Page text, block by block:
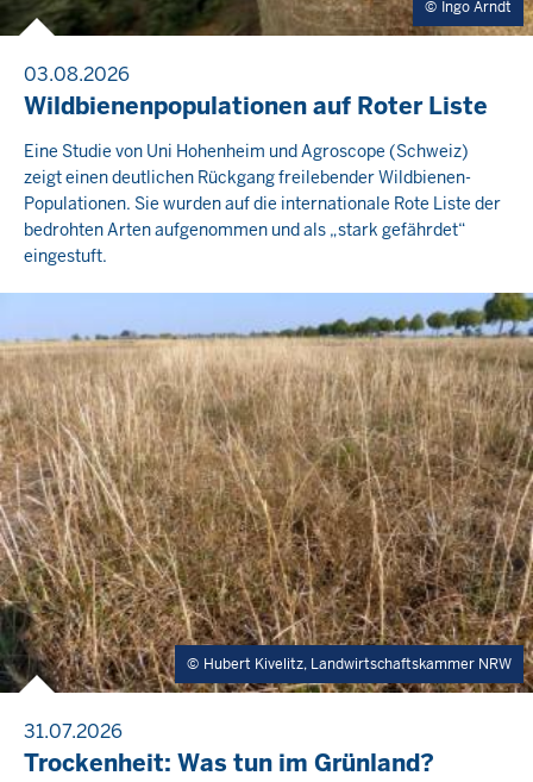
Ingo Arndt
03.08.2026
Wildbienenpopulationen auf Roter Liste
Eine Studie von Uni Hohenheim und Agroscope (Schweiz)
zeigt einen deutlichen Rückgang freilebender Wildbienen-
Populationen. Sie wurden auf die internationale Rote Liste der
bedrohten Arten aufgenommen und als „stark gefährdet“
eingestuft.
Hubert Kivelitz, Landwirtschaftskammer NRW
31.07.2026
Trockenheit: Was tun im Grünland?